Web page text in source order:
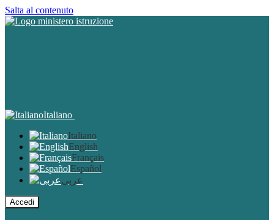
Salta al contenuto
Italiano
Italiano
English
Français
Español
عربى
Accedi